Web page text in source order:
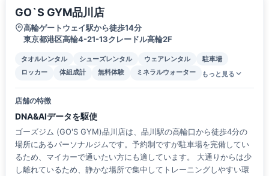
GO`S GYM品川店
高輪ゲートウェイ駅から徒歩14分
東京都港区高輪4-21-13クレードル高輪2F
タオルレンタル シューズレンタル ウェアレンタル
駐車場
ロッカー
体組成計 無料体験 ミネラルウォーター もっと見る
店舗の特徴
DNA&AIデータを駆使
ゴーズジム (GO'S GYM)品川店は、品川駅の高輪口から徒歩4分の
場所にあるパーソナルジムです。予約制ですが駐車場を完備してい
るため、マイカーで通いたい方にも適しています。 大通りからは少
し離れているため、静かな場所で集中してトレーニングしやすい環